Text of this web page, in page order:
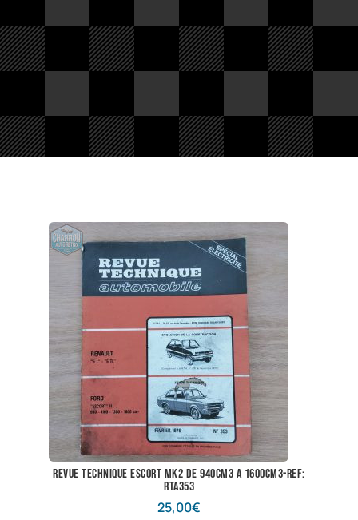
revue technique escort mk2 de 940cm3 a 1600cm3-ref:
RTA353
25,00€